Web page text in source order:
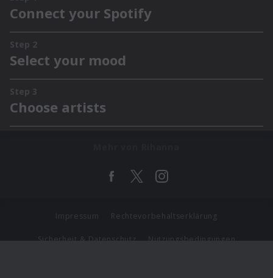
Impressum Rechtevorbehaltserklärung
Sicherheit & Datenschutz Nutzungsbedingungen